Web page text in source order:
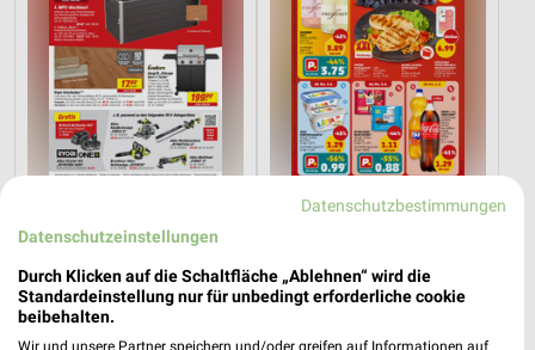
Angebote ab 08.08.
Gültig bis Fr. 14.08.
4,2 km
Noch heute gültig
XXXLutz
Datenschutzbestimmungen
Datenschutzeinstellungen
Durch Klicken auf die Schaltfläche „Ablehnen“ wird die
Standardeinstellung nur für unbedingt erforderliche cookie
beibehalten.
Wir und unsere Partner speichern und/oder greifen auf Informationen auf